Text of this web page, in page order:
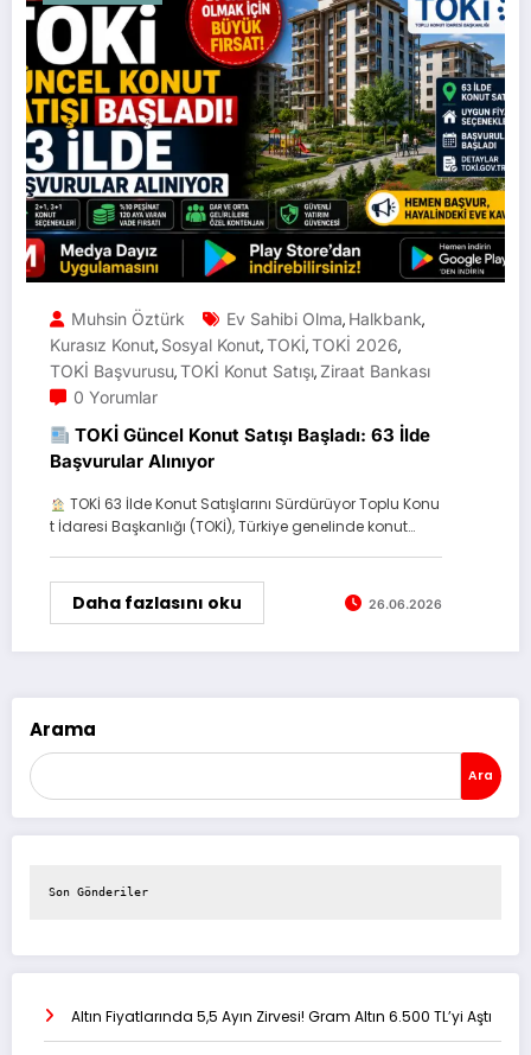
Muhsin Öztürk Ev Sahibi Olma, Halkbank,
Kurasız Konut, Sosyal Konut,TOKİ,TOKİ 2026,
TOKİ Başvurusu,TOKİ Konut Satışı,Ziraat Bankası
0 Yorumlar
TOKİ Güncel Konut Satışı Başladı: 63 İlde
Başvurular Alınıyor
TOKİ 63 İlde Konut Satışlarını Sürdürüyor Toplu Konu
t İdaresi Başkanlığı (TOKİ), Türkiye genelinde konut…
Daha fazlasını oku 26.06.2026
Arama
Ara
Son Gönderiler
Altın Fiyatlarında 5,5 Ayın Zirvesi! Gram Altın 6.500 TL’yi Aştı